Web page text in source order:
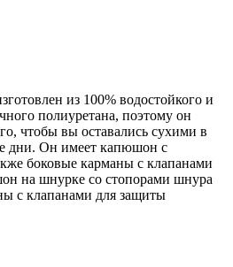
из 100% водостойкого и
полиуретана, поэтому он
чтобы вы оставались сухими в
дни. Он имеет капюшон с
боковые карманы с клапанами
на шнурке со стопорами шнура
с клапанами для защиты